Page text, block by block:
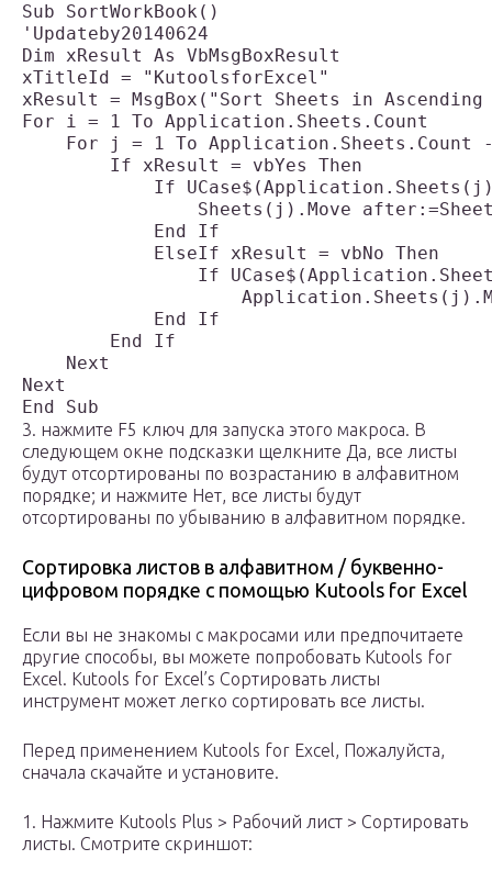
Sub SortWorkBook()
'Updateby20140624
Dim xResult As VbMsgBoxResult
xTitleId = "KutoolsforExcel"
xResult = MsgBox("Sort Sheets in
For i = 1 To Application.Sheets.Count
For j = 1 To Application.Sheets.Count
        If xResult = vbYes Then
If
Sheets(j).Move
            End If
            ElseIf xResult = vbNo Then
If
            End If
        End If
    Next
Next
3. нажмите F5 ключ для запуска этого макроса. В
следующем окне подсказки щелкните Да, все листы
будут отсортированы по возрастанию в алфавитном
порядке; и нажмите Нет, все листы будут
отсортированы по убыванию в алфавитном порядке.
Сортировка листов в алфавитном / буквенно-
цифровом порядке с помощью Kutools for Excel
Если вы не знакомы с макросами или предпочитаете
другие способы, вы можете попробовать Kutools for
Excel. Kutools for Excel’s Сортировать листы
инструмент может легко сортировать все листы.
Перед применением Kutools for Excel, Пожалуйста,
сначала скачайте и установите.
1. Нажмите Kutools Plus > Рабочий лист > Сортировать
листы. Смотрите скриншот: